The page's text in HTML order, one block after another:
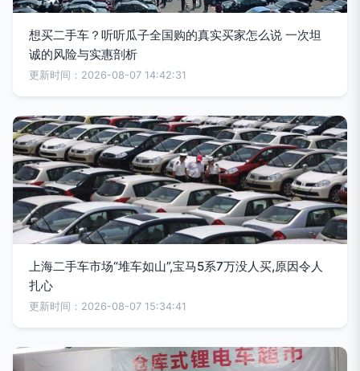
想买二手车？听听瓜子全国购的真实买家怎么说 一次坦
诚的风险与实惠剖析
更新时间：2026-08-07 14:42:31
上海二手车市场“堆车如山”,宝马5系7万没人买,原因令人
扎心
更新时间：2026-08-07 15:34:41